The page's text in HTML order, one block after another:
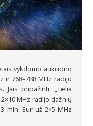
vykdomo aukciono
ir 768–788 MHz radijo
Jais pripažinti: „Telia
MHz radijo dažnių
mln. Eur už 2×5 MHz